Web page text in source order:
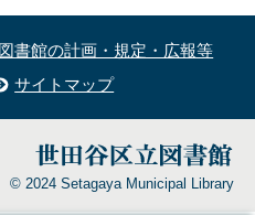
図書館の計画・規定・広報等
サイトマップ
© 2024 Setagaya Municipal Library